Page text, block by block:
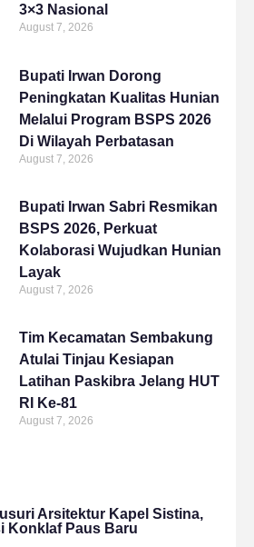
3×3 Nasional
August 7, 2026
Bupati Irwan Dorong
Peningkatan Kualitas Hunian
Melalui Program BSPS 2026
Di Wilayah Perbatasan
August 7, 2026
Bupati Irwan Sabri Resmikan
BSPS 2026, Perkuat
Kolaborasi Wujudkan Hunian
Layak
August 7, 2026
Tim Kecamatan Sembakung
Atulai Tinjau Kesiapan
Latihan Paskibra Jelang HUT
RI Ke-81
August 7, 2026
Arsitektur Kapel Sistina,
Konklaf Paus Baru